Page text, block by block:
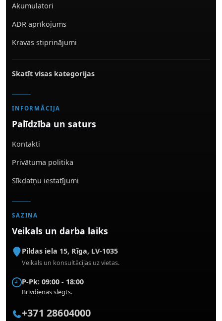
Akumulatori
ADR aprīkojums
Kravas stiprinājumi
Skatīt visas kategorijas
INFORMĀCIJA
Palīdzība un saturs
Kontakti
Privātuma politika
Sīkdatņu iestatījumi
SAZIŅA
Veikals un darba laiks
Pildas iela 15, Rīga, LV-1035
Veikals un konsultācijas uz vietas.
P-Pk: 09:00 - 18:00
Brīvdienās slēgts.
+371 28604000